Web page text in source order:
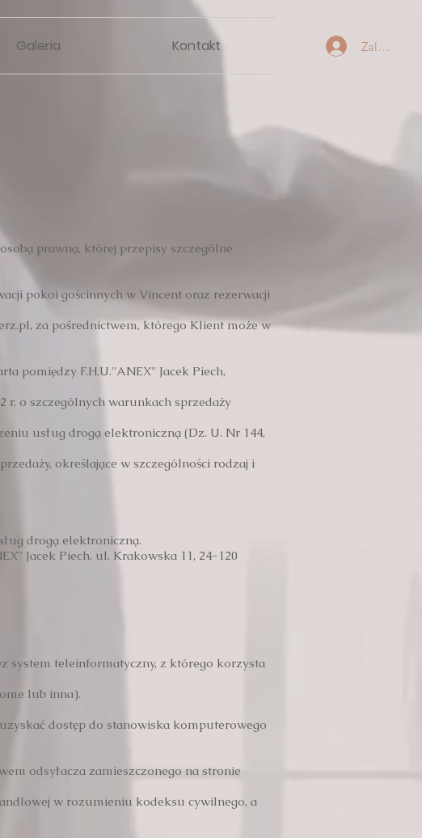
Galeria Kontakt Zaloguj się
prawną, której przepisy szczególne
pokoi gościnnych w Vincent oraz rezerwacji
, za pośrednictwem, którego Klient może w
pomiędzy F.H.U.''ANEX'' Jacek Piech,
r. o szczególnych warunkach sprzedaży
usług drogą elektroniczną (Dz. U. Nr 144,
określające w szczególności rodzaj i
drogą elektroniczną.
Jacek Piech, ul. Krakowska 11, 24-120
system teleinformatyczny, z którego korzysta
lub inna).
dostęp do stanowiska komputerowego
odsyłacza zamieszczonego na stronie
w rozumieniu kodeksu cywilnego, a